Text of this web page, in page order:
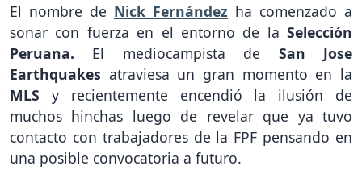
El nombre de Nick Fernández ha comenzado a
sonar con fuerza en el entorno de la Selección
Peruana. El mediocampista de San Jose
Earthquakes atraviesa un gran momento en la
MLS y recientemente encendió la ilusión de
muchos hinchas luego de revelar que ya tuvo
contacto con trabajadores de la FPF pensando en
una posible convocatoria a futuro.